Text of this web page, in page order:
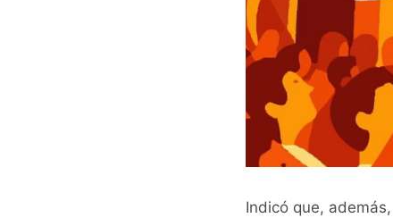
Indicó que,